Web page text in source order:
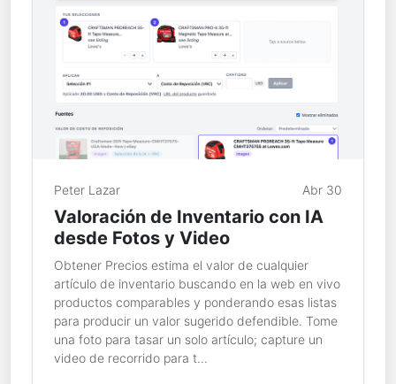
Peter Lazar Abr 30
Valoración de Inventario con IA
desde Fotos y Video
Obtener Precios estima el valor de cualquier
artículo de inventario buscando en la web en vivo
productos comparables y ponderando esas listas
para producir un valor sugerido defendible. Tome
una foto para tasar un solo artículo; capture un
video de recorrido para t...